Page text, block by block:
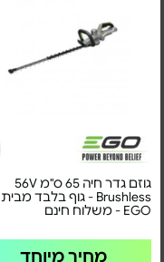
גוזם גדר חיה 65 ס"מ 56V
Brushless - גוף בלבד מבית
EGO - משלוח חינם
מחיר מיוחד